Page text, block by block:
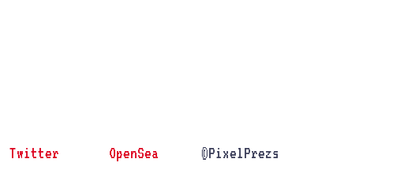
Twitter OpenSea ©PixelPrezs